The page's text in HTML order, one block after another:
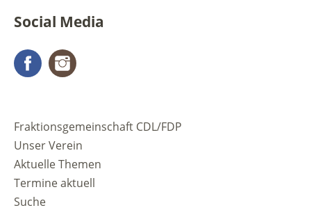
Social Media
Facebook
Fraktionsgemeinschaft CDL/FDP
Unser Verein
Aktuelle Themen
Termine aktuell
Suche